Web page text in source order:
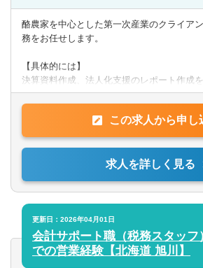
【歓迎】
・日商簿記検定2級
・Word、Evcel、Powerpoint
◎求める人物像
上記スキル等を有し、自立して前向きに取
方。
第一次産業への熱い思いを持った方は歓迎
酪農家を中心とした第一次産業のクライア
務をお任せします。
【具体的には】
決算資料作成、法人化支援のレポート作成
アントへ訪問し、ヒアリング、経営課題解
行います。
提供サービス
帳簿/試算表/決算書作成の代行、法人化支
計画書の作成支援、事業承継プランの立案支
この求人から申し
求人を詳しく見る
更新日：2026年04月01日
会計サポート職（税務スタッ
での営業経験【北海道 旭川】